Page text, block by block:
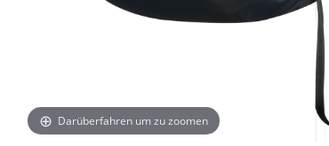
Darüberfahren um zu zoomen